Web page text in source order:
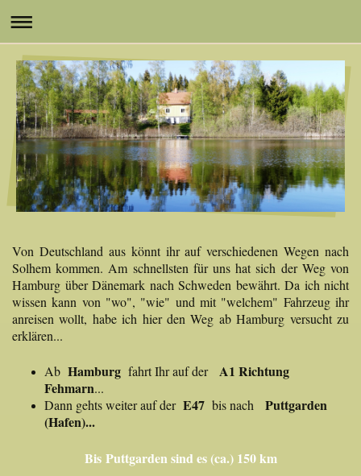
Von Deutschland aus könnt ihr auf verschiedenen Wegen nach
Solhem kommen. Am schnellsten für uns hat sich der Weg von
Hamburg über Dänemark nach Schweden bewährt. Da ich nicht
wissen kann von "wo", "wie" und mit "welchem" Fahrzeug ihr
anreisen wollt, habe ich hier den Weg ab Hamburg versucht zu
erklären...
Ab Hamburg fahrt Ihr auf der A1 Richtung
Fehmarn...
Dann gehts weiter auf der E47 bis nach Puttgarden
(Hafen)...
Bis Puttgarden sind es (ca.) 150 km